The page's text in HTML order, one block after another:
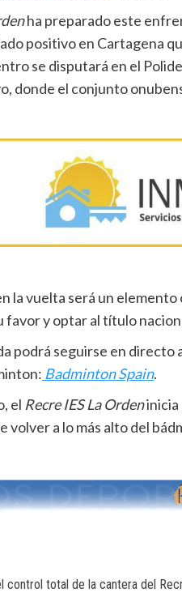
ha preparado este
positivo en Cartagena
se disputará en el
donde el conjunto
la vuelta será un
favor y optar al título
podrá seguirse en directo
Badminton Spain.
el Recre IES La Ordeninicia
volver a lo más alto del
control total de la cantera del